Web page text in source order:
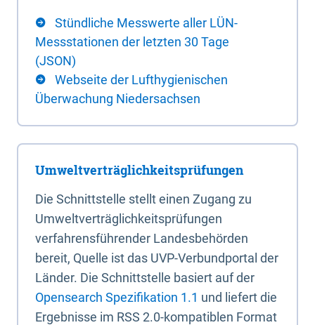
Stündliche Messwerte aller LÜN-
Messstationen der letzten 30 Tage
(JSON)
Webseite der Lufthygienischen
Überwachung Niedersachsen
Umweltverträglichkeitsprüfungen
Die Schnittstelle stellt einen Zugang zu
Umweltverträglichkeitsprüfungen
verfahrensführender Landesbehörden
bereit, Quelle ist das UVP-Verbundportal der
Länder. Die Schnittstelle basiert auf der
Opensearch Spezifikation 1.1 und liefert die
Ergebnisse im RSS 2.0-kompatiblen Format